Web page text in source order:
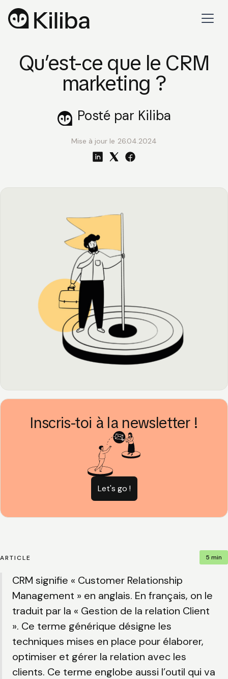
Qu’est-ce que le CRM
marketing ?
Posté par Kiliba
Mise à jour le 26.04.2024
Inscris-toi à la newsletter !
Let's go !
ARTICLE 5 min
CRM signifie « Customer Relationship
Management » en anglais. En français, on le
traduit par la « Gestion de la relation Client
». Ce terme générique désigne les
techniques mises en place pour élaborer,
optimiser et gérer la relation avec les
clients. Ce terme englobe aussi l’outil qui va